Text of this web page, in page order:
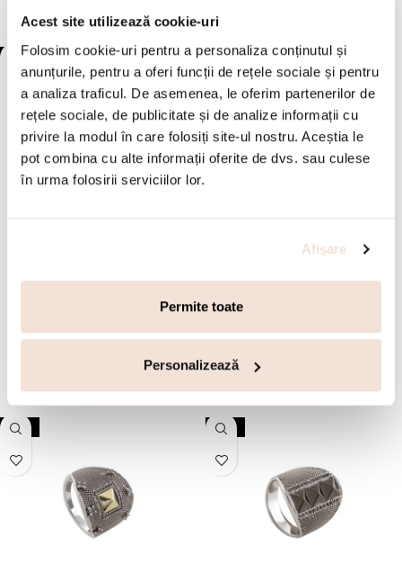
Acest site utilizează cookie-uri
Folosim cookie-uri pentru a personaliza conținutul și
anunțurile, pentru a oferi funcții de rețele sociale și pentru
a analiza traficul. De asemenea, le oferim partenerilor de
rețele sociale, de publicitate și de analize informații cu
privire la modul în care folosiți site-ul nostru. Aceștia le
pot combina cu alte informații oferite de dvs. sau culese
în urma folosirii serviciilor lor.
Afişare
Permite toate
Personalizează
NOU
Links
NOU
54 56
Inel statement otel inoxidabil
Links
-50% -50%